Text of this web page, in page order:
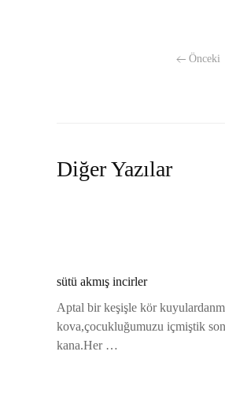
Önceki
Diğer Yazılar
sütü akmış incirler
Aptal bir keşişle kör
kova,çocukluğumuzu içmiştik
kana.Her …